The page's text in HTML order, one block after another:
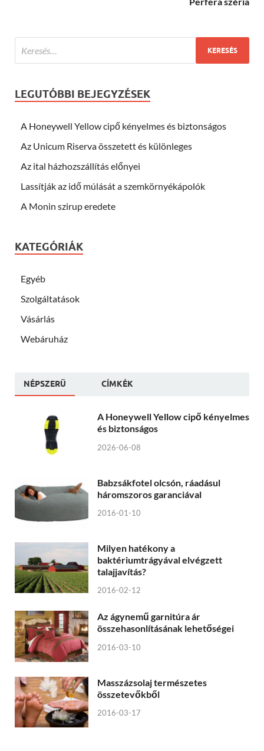
LEGUTÓBBI BEJEGYZÉSEK
A Honeywell Yellow cipő kényelmes és biztonságos
Az Unicum Riserva összetett és különleges
Az ital házhozszállítás előnyei
Lassítják az idő múlását a szemkörnyékápolók
A Monin szirup eredete
KATEGÓRIÁK
Egyéb
Szolgáltatások
Vásárlás
Webáruház
NÉPSZERÜ CÍMKÉK
A Honeywell Yellow cipő kényelmes
és biztonságos
2026-06-08
Babzsákfotel olcsón, ráadásul
háromszoros garanciával
2016-01-10
Milyen hatékony a
baktériumtrágyával elvégzett
talajjavítás?
2016-02-12
Az ágynemű garnitúra ár
összehasonlításának lehetőségei
2016-03-10
Masszázsolaj természetes
összetevőkből
2016-03-17